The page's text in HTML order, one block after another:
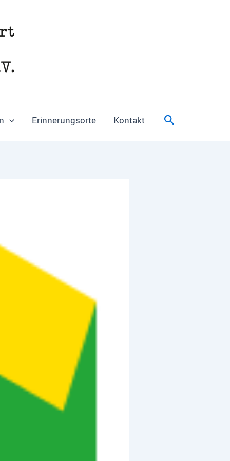
Erinnerungsorte Kontakt Suchen